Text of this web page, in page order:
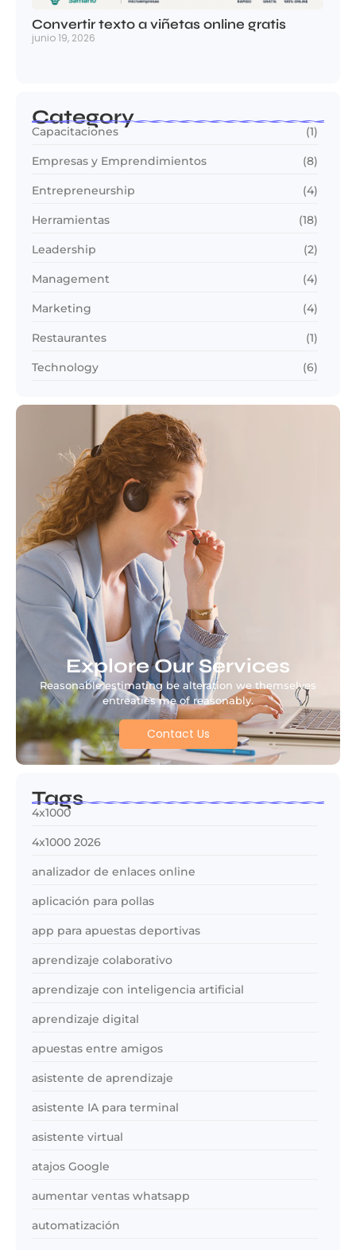
Convertir texto a viñetas online gratis
junio 19, 2026
Category
Capacitaciones (1)
Empresas y Emprendimientos (8)
Entrepreneurship (4)
Herramientas (18)
Leadership (2)
Management (4)
Marketing (4)
Restaurantes (1)
Technology (6)
Explore Our Services
Reasonable estimating be alteration we themselves
entreaties me of reasonably.
Contact Us
Tags
4x1000
4x1000 2026
analizador de enlaces online
aplicación para pollas
app para apuestas deportivas
aprendizaje colaborativo
aprendizaje con inteligencia artificial
aprendizaje digital
apuestas entre amigos
asistente de aprendizaje
asistente IA para terminal
asistente virtual
atajos Google
aumentar ventas whatsapp
automatización